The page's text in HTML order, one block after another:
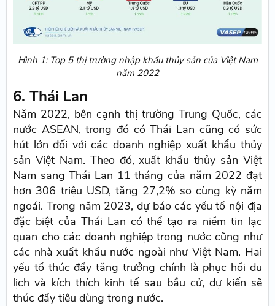
Hình 1: Top 5 thị trường nhập khẩu thủy sản của Việt Nam
năm 2022
6. Thái Lan
Năm 2022, bên cạnh thị trường Trung Quốc, các
nước ASEAN, trong đó có Thái Lan cũng có sức
hút lớn đối với các doanh nghiệp xuất khẩu thủy
sản Việt Nam. Theo đó, xuất khẩu thủy sản Việt
Nam sang Thái Lan 11 tháng của năm 2022 đạt
hơn 306 triệu USD, tăng 27,2% so cùng kỳ năm
ngoái. Trong năm 2023, dự báo các yếu tố nội địa
đặc biệt của Thái Lan có thể tạo ra niềm tin lạc
quan cho các doanh nghiệp trong nước cũng như
các nhà xuất khẩu nước ngoài như Việt Nam. Hai
yếu tố thúc đẩy tăng trưởng chính là phục hồi du
lịch và kích thích kinh tế sau bầu cử, dự kiến sẽ
thúc đẩy tiêu dùng trong nước.